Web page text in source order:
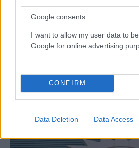
Google consents
I want to allow my user data to
Google for online advertising
CONFIRM
Data Deletion Data Access
ΠΟΛΙΤΙΚΉ
ΑΝΑΡΤΗΘΗΚΕ ΑΠΟΕΛΕΑΝΑ ΖΑΜΠΑΡΑ